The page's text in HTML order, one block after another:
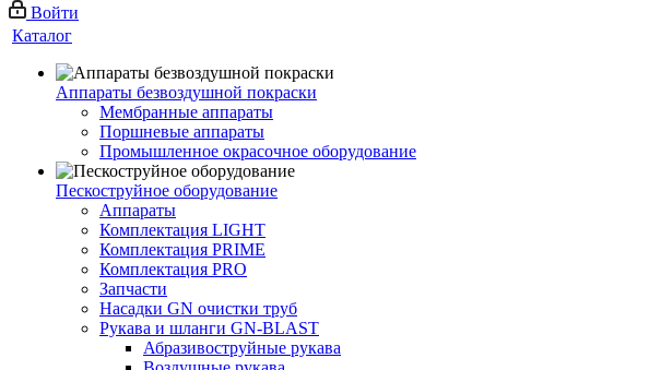
Войти
Каталог
Аппараты безвоздушной покраски
Мембранные аппараты
Поршневые аппараты
Промышленное окрасочное оборудование
Пескоструйное оборудование
Аппараты
Комплектация LIGHT
Комплектация PRIME
Комплектация PRO
Запчасти
Насадки GN очистки труб
Рукава и шланги GN-BLAST
Абразивоструйные рукава